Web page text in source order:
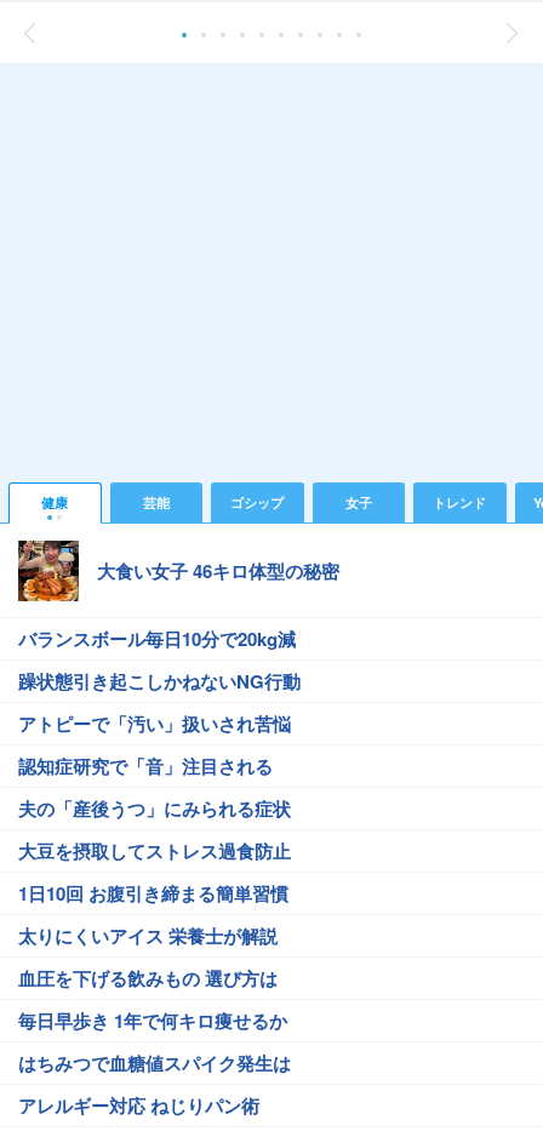
健康 芸能 ゴシップ 女子 トレンド
大食い女子 46キロ体型の秘密
バランスボール毎日10分で20kg減
躁状態引き起こしかねないNG行動
アトピーで「汚い」扱いされ苦悩
認知症研究で「音」注目される
夫の「産後うつ」にみられる症状
大豆を摂取してストレス過食防止
1日10回 お腹引き締まる簡単習慣
太りにくいアイス 栄養士が解説
血圧を下げる飲みもの 選び方は
毎日早歩き 1年で何キロ痩せるか
はちみつで血糖値スパイク発生は
アレルギー対応 ねじりパン術